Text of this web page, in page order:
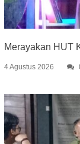
Merayakan HUT
4 Agustus 2026